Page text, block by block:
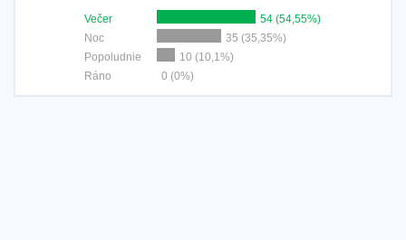
Večer
54 (54,55%)
Noc
35 (35,35%)
Popoludnie
10 (10,1%)
Ráno
0 (0%)